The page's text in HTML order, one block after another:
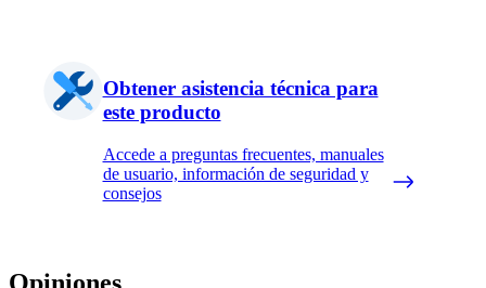
Obtener asistencia técnica para
este producto
Accede a preguntas frecuentes, manuales
de usuario, información de seguridad y
consejos
Opiniones